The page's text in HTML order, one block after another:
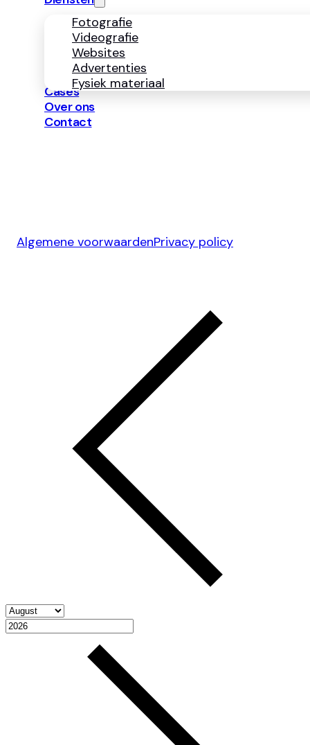
Fotografie
Videografie
Websites
Advertenties
Fysiek materiaal
Cases
Over ons
Contact
Algemene voorwaardenPrivacy policy